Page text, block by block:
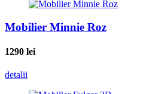
Mobilier Minnie Roz
1290 lei
detalii